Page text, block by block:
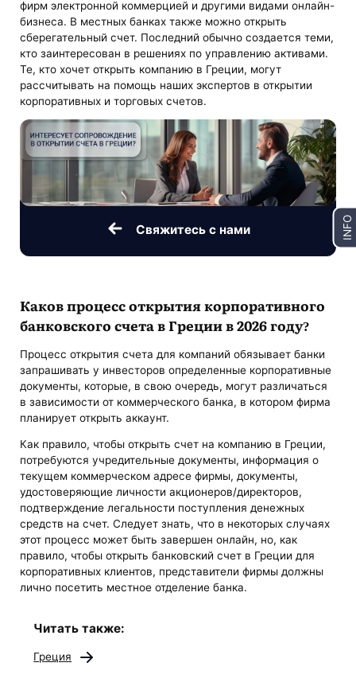
фирм электронной коммерцией и другими видами онлайн-
бизнеса. В местных банках также можно открыть
сберегательный счет. Последний обычно создается теми,
кто заинтересован в решениях по управлению активами.
Те, кто хочет открыть компанию в Греции, могут
рассчитывать на помощь наших экспертов в открытии
корпоративных и торговых счетов.
Свяжитесь с нами
Каковпроцесс открытия корпоративного
банковского счета в Грециив 2026 году?
Процесс открытия счета для компаний обязывает банки
запрашивать у инвесторов определенные корпоративные
документы, которые, в свою очередь, могут различаться
в зависимости от коммерческого банка, в котором фирма
планирует открыть аккаунт.
Как правило, чтобы открыть счет на компанию в Греции,
потребуются учредительные документы, информация о
текущем коммерческом адресе фирмы, документы,
удостоверяющие личности акционеров/директоров,
подтверждение легальности поступления денежных
средств на счет. Следует знать, что в некоторых случаях
этот процесс может быть завершен онлайн, но, как
правило, чтобы открыть банковский счет в Греции для
корпоративных клиентов, представители фирмы должны
лично посетить местное отделение банка.
Читать также:
Греция
INFO